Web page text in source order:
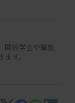
関係学会や職能
す。